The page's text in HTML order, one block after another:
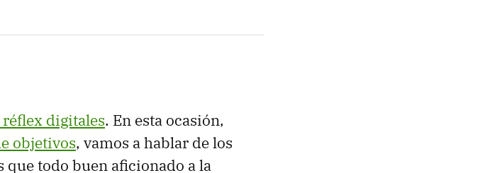
digitales. En esta ocasión,
objetivos, vamos a hablar de los
que todo buen aficionado a la